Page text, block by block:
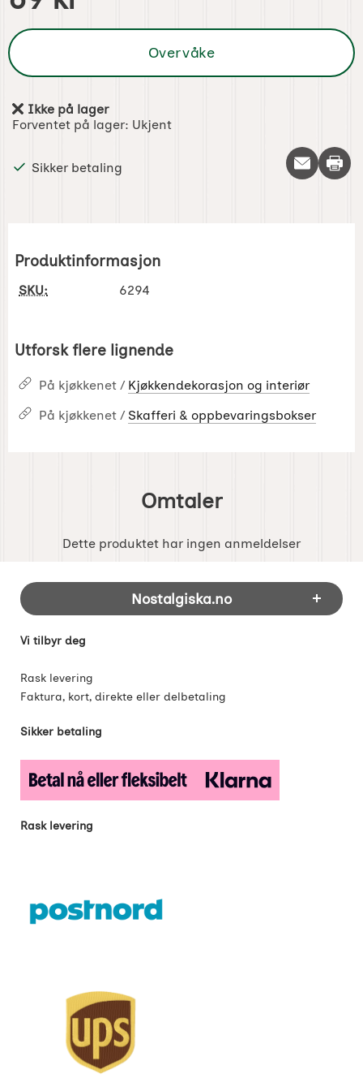
Overvåke
Produkttilgjengelighet:
Ikke på lager
Forventet på lager: Ukjent
Sikker betaling Skriv
Produktinformasjon
SKU: 6294
Utforsk flere lignende
På kjøkkenet / Kjøkkendekorasjon og interiør
På kjøkkenet / Skafferi & oppbevaringsbokser
Omtaler
Dette produktet har ingen anmeldelser
Footer-innhold Blandet informasjon og
Nostalgiska.no
Vi tilbyr deg
Rask levering
Faktura, kort, direkte eller delbetaling
Sikker betaling
Rask levering